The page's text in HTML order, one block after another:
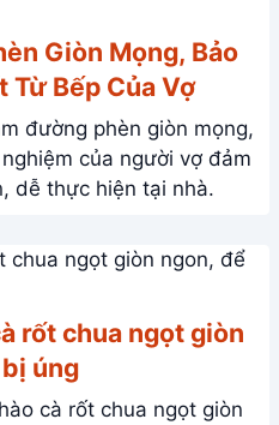
Giòn Mọng, Bảo
Từ Bếp Của Vợ
đường phèn giòn mọng,
của người vợ đảm
dễ thực hiện tại nhà.
rốt chua ngọt giòn
úng
cà rốt chua ngọt giòn